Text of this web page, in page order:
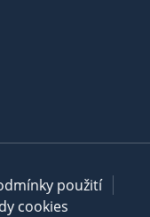
použití
cookies